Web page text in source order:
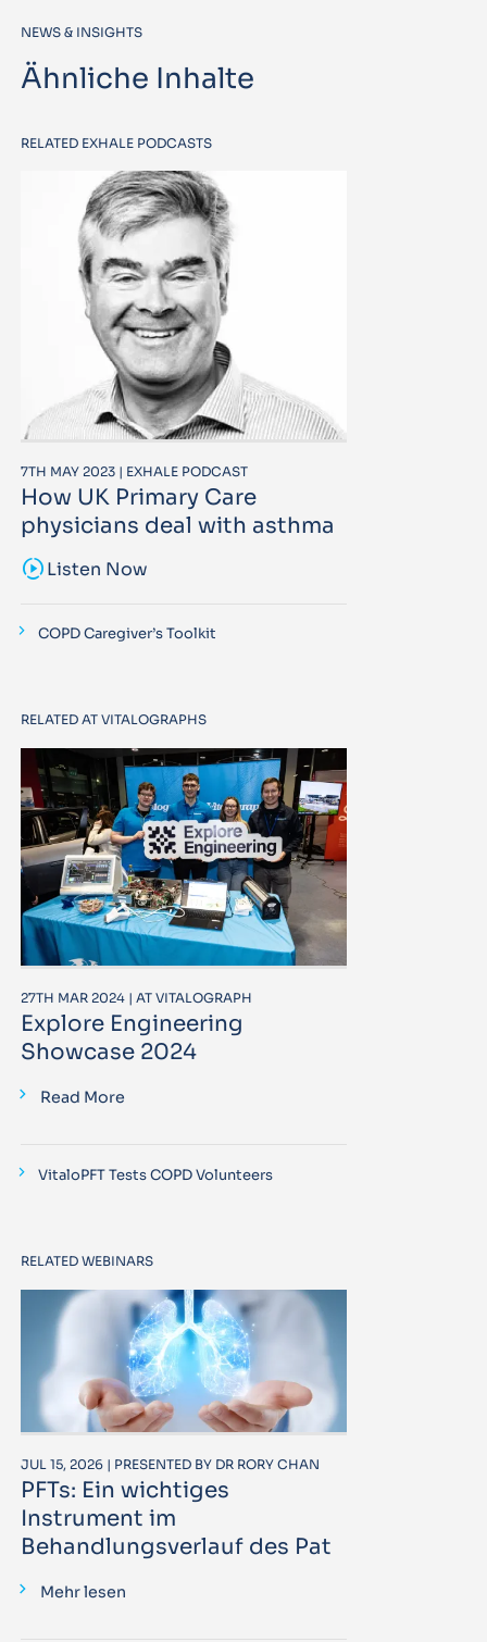
NEWS & INSIGHTS
Ähnliche Inhalte
RELATED EXHALE PODCASTS
7TH MAY 2023 | EXHALE PODCAST
How UK Primary Care
physicians deal with asthma
sound_samplerListen Now
COPD Caregiver’s Toolkit
RELATED AT VITALOGRAPHS
27TH MAR 2024 | AT VITALOGRAPH
Explore Engineering
Showcase 2024
Read More
VitaloPFT Tests COPD Volunteers
RELATED WEBINARS
JUL 15, 2026 | PRESENTED BY DR RORY CHAN
PFTs: Ein wichtiges
Instrument im
Behandlungsverlauf des Pat
Mehr lesen